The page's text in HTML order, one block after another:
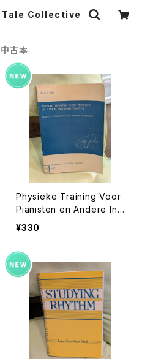
Tale Collective
中古本
Physieke Training Voor
Pianisten en Andere Ins
trumentalisten【著者：Dr.
¥330